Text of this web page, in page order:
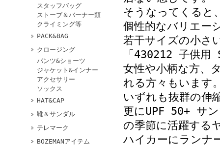
スタッフバッグ
ストーブ＆バーナー類
クライミング等
PACK&BAG
クロージング
パンツ&ショーツ
ジャケット&インナー
アクセサリー
ソックス
HAT&CAP
靴＆サンダル
テレマーク
BOZEMANアイテム
そうなってくると
個性的なバリエー
若干サイズの小
「430212 子供用
女性や小柄な方、
れる方々もいます
いずれも抜群の伸
更にUPF 50+ サ
の季節に活躍する
ハイカーにランナ